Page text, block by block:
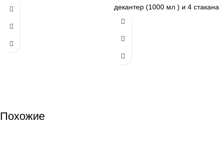
прочного стекла, обладающего
ударам благодаря
современному
использоваться не только для
декантер (1000 мл ) и 4 стакана
Дизайн: рельефное основание
Назначение: подача виски,
вина, коньяка и других напитков
Похожие